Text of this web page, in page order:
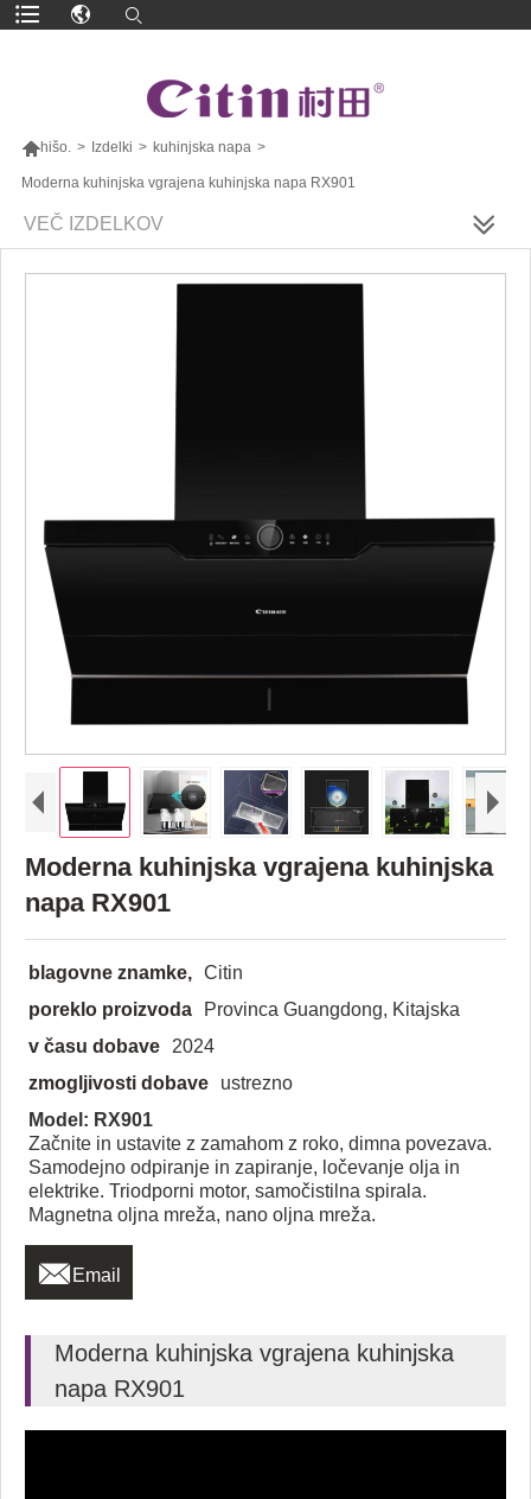
hišo. > Izdelki > kuhinjska napa >
Moderna kuhinjska vgrajena kuhinjska napa RX901
VEČ IZDELKOV
Moderna kuhinjska vgrajena kuhinjska
napa RX901
blagovne znamke, Citin
poreklo proizvoda
Provinca Guangdong, Kitajska
v času dobave
2024
zmogljivosti dobave
ustrezno
Model: RX901
Začnite in ustavite z zamahom z roko, dimna povezava.
Samodejno odpiranje in zapiranje, ločevanje olja in
elektrike. Triodporni motor, samočistilna spirala.
Magnetna oljna mreža, nano oljna mreža.
 Email
Moderna kuhinjska vgrajena kuhinjska
napa RX901